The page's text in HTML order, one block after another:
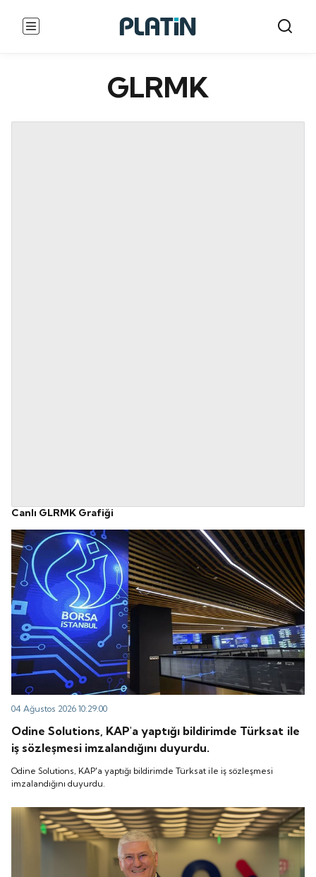
GLRMK
Canlı GLRMK Grafiği
04 Ağustos 2026 10:29:00
Odine Solutions, KAP'a yaptığı bildirimde Türksat ile
iş sözleşmesi imzalandığını duyurdu.
Odine Solutions, KAP'a yaptığı bildirimde Türksat ile iş sözleşmesi
imzalandığını duyurdu.